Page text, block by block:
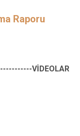
Raporu
VİDEOLAR